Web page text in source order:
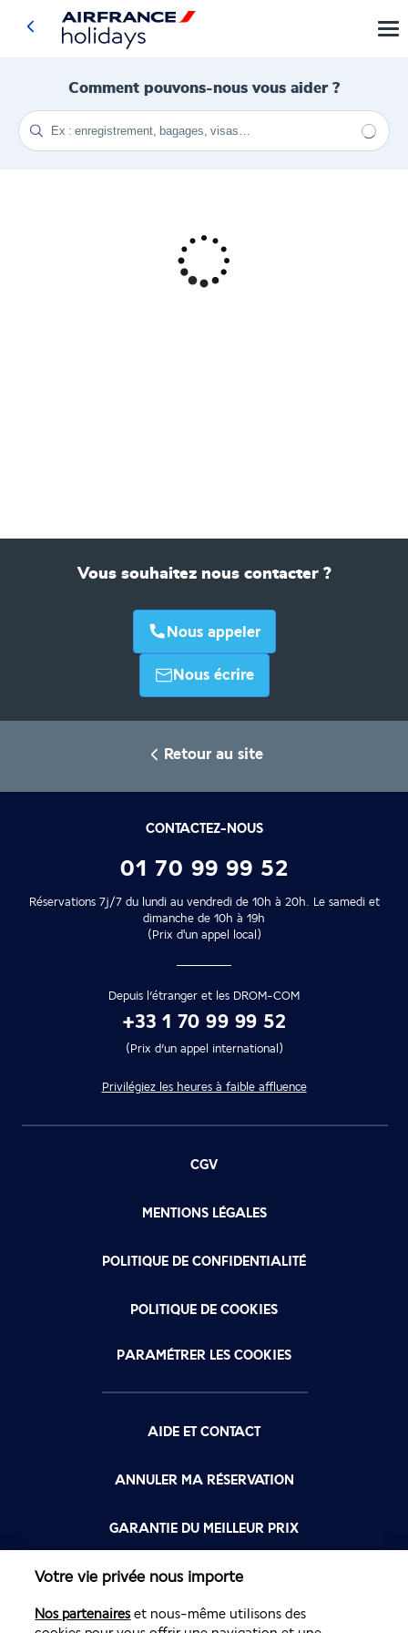
Comment pouvons-nous vous aider ?
Vous souhaitez nous contacter ?
Nous appeler
Nous écrire
Retour au site
CONTACTEZ-NOUS
01 70 99 99 52
Réservations 7j/7 du lundi au vendredi de 10h à 20h. Le samedi et
dimanche de 10h à 19h
(Prix d'un appel local)
Depuis l’étranger et les DROM-COM
+33 1 70 99 99 52
(Prix d’un appel international)
Privilégiez les heures à faible affluence
CGV
MENTIONS LÉGALES
POLITIQUE DE CONFIDENTIALITÉ
POLITIQUE DE COOKIES
PARAMÉTRER LES COOKIES
AIDE ET CONTACT
ANNULER MA RÉSERVATION
GARANTIE DU MEILLEUR PRIX
FLYING BLUE
FLEXIBILITÉ
Votre vie privée nous importe
Nos partenaireset nous-même utilisons des